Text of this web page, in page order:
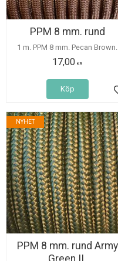
PPM 8 mm. rund
1 m. PPM 8 mm. Pecan Brown.
17,00 KR
Köp
PPM 8 mm. rund Army
NYHET